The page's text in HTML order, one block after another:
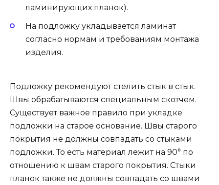
ламинирующих планок).
На подложку укладывается ламинат
согласно нормам и требованиям монтажа
изделия.
Подложку рекомендуют стелить стык в стык.
Швы обрабатываются специальным скотчем.
Существует важное правило при укладке
подложки на старое основание. Швы старого
покрытия не должны совпадать со стыками
подложки. То есть материал лежит на 90° по
отношению к швам старого покрытия. Стыки
планок также не должны совпадать со швами